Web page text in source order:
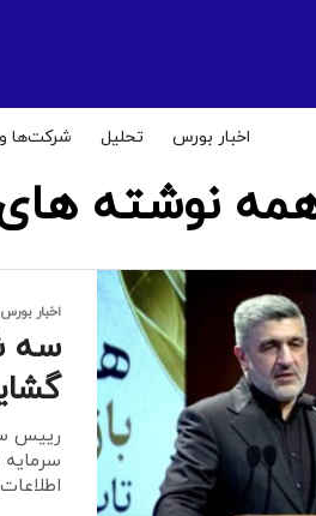
اخبار بورس تحلیل شرکت‌ها
نوشته
اخبار بورس
سه
رییس